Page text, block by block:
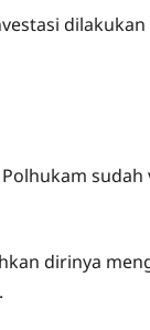
dilakukan
dirinya